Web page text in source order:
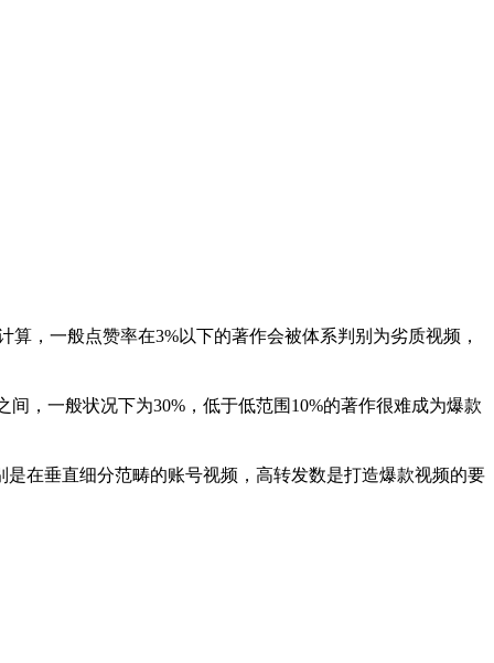
，一般点赞率在3%以下的著作会被体系判别为劣质视频，
，一般状况下为30%，低于低范围10%的著作很难成为爆款
在垂直细分范畴的账号视频，高转发数是打造爆款视频的要